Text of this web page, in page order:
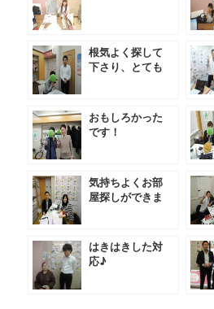
根気よく探して
下さり、とても
おもしろかった
です！
気持ちよくお部
屋探しができま
はきはきした対
応♪